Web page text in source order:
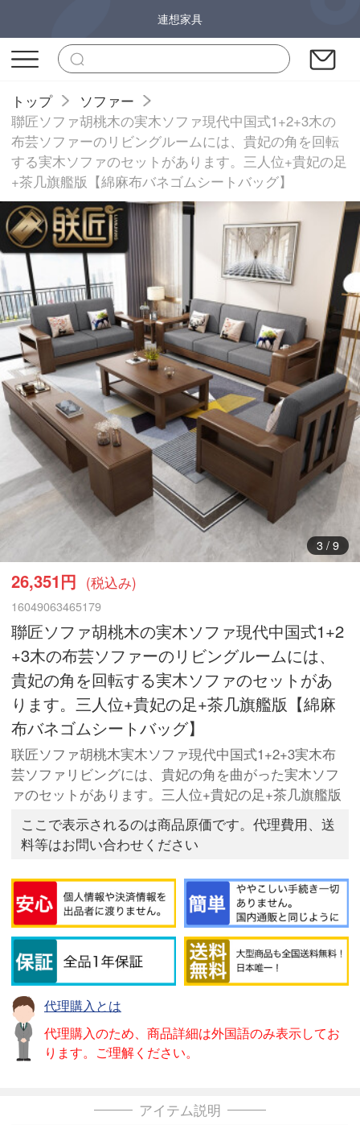
連想家具
トップ
ソファー
聯匠ソファ胡桃木の実木ソファ現代中国式1+2+3木の
布芸ソファーのリビングルームには、貴妃の角を回転
する実木ソファのセットがあります。三人位+貴妃の足
+茶几旗艦版【綿麻布バネゴムシートバッグ】
4/ 9
26,351円 (税込み)
16049063465179
聯匠ソファ胡桃木の実木ソファ現代中国式1+2
+3木の布芸ソファーのリビングルームには、
貴妃の角を回転する実木ソファのセットがあ
ります。三人位+貴妃の足+茶几旗艦版【綿麻
布バネゴムシートバッグ】
联匠ソファ胡桃木実木ソファ現代中国式1+2+3実木布
芸ソファリビングには、貴妃の角を曲がった実木ソフ
ァのセットがあります。三人位+貴妃の足+茶几旗艦版
ここで表示されるのは商品原価です。代理費用、送
料等はお問い合わせください
代理購入とは
代理購入のため、商品詳細は外国語のみ表示してお
ります。ご理解ください。
アイテム説明